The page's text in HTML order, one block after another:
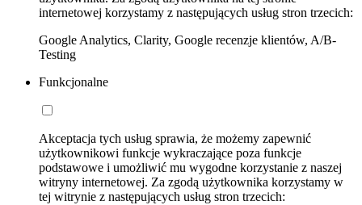
internetowej korzystamy z następujących usług stron trzecich:
Google Analytics, Clarity, Google recenzje klientów, A/B-
Testing
Funkcjonalne
Akceptacja tych usług sprawia, że możemy zapewnić
użytkownikowi funkcje wykraczające poza funkcje
podstawowe i umożliwić mu wygodne korzystanie z naszej
witryny internetowej. Za zgodą użytkownika korzystamy w
tej witrynie z następujących usług stron trzecich: